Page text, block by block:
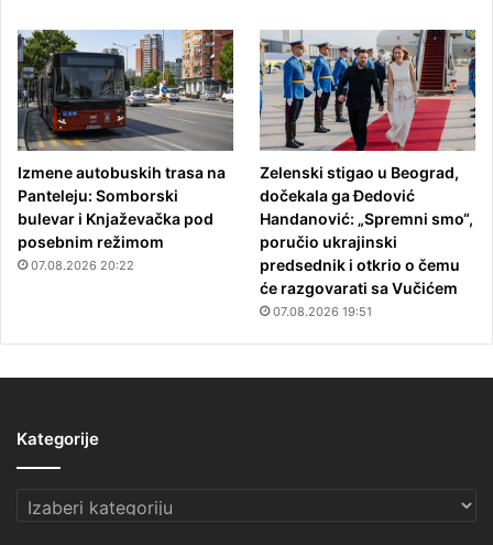
Izmene autobuskih trasa na
Panteleju: Somborski
bulevar i Knjaževačka pod
posebnim režimom
07.08.2026 20:22
Zelenski stigao u Beograd,
dočekala ga Đedović
Handanović: „Spremni smo“,
poručio ukrajinski
predsednik i otkrio o čemu
će razgovarati sa Vučićem
07.08.2026 19:51
Kategorije
Kategorije